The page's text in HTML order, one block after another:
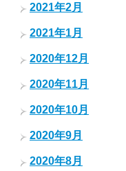
2021年2月
2021年1月
2020年12月
2020年11月
2020年10月
2020年9月
2020年8月